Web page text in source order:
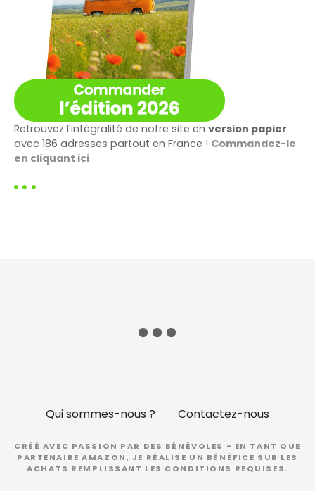
Retrouvez l'intégralité de notre site en version papier
avec 186 adresses partout en France ! Commandez-le
en cliquant ici
Qui sommes-nous ? Contactez-nous
CRÉÉ AVEC PASSION PAR DES BÉNÉVOLES - EN TANT QUE
PARTENAIRE AMAZON, JE RÉALISE UN BÉNÉFICE SUR LES
ACHATS REMPLISSANT LES CONDITIONS REQUISES.